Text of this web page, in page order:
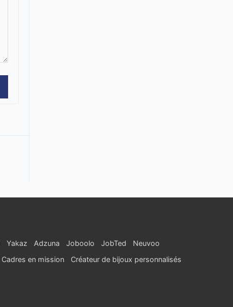
Yakaz Adzuna Joboolo JobTed
Neuvoo
Cadres en mission
Créateur de bijoux personnalisés